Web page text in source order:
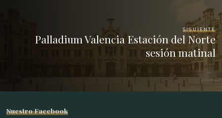
SIGUIENTE
Palladium Valencia Estación del Norte
sesión matinal
Nuestro Facebook